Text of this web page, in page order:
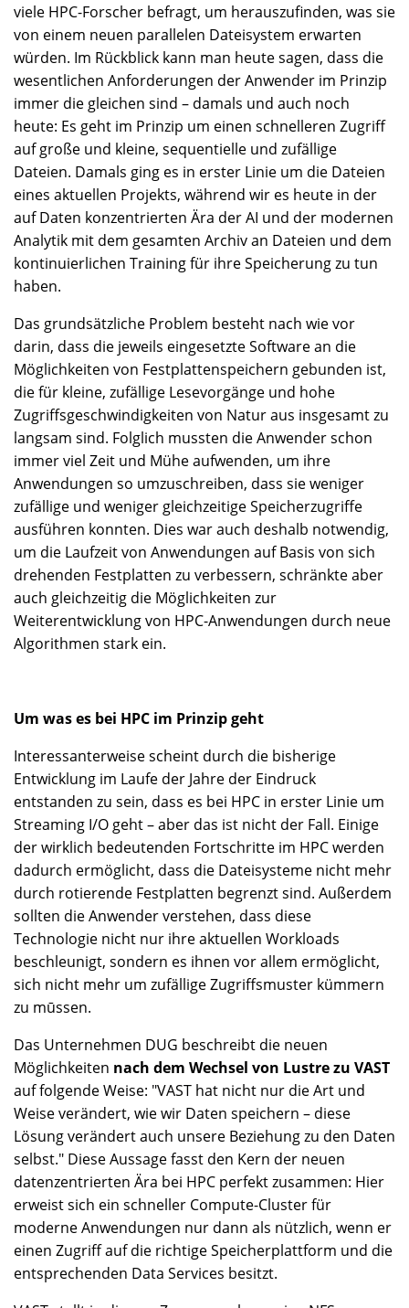
viele HPC-Forscher befragt, um herauszufinden, was sie
von einem neuen parallelen Dateisystem erwarten
würden. Im Rückblick kann man heute sagen, dass die
wesentlichen Anforderungen der Anwender im Prinzip
immer die gleichen sind – damals und auch noch
heute: Es geht im Prinzip um einen schnelleren Zugriff
auf große und kleine, sequentielle und zufällige
Dateien. Damals ging es in erster Linie um die Dateien
eines aktuellen Projekts, während wir es heute in der
auf Daten konzentrierten Ära der AI und der modernen
Analytik mit dem gesamten Archiv an Dateien und dem
kontinuierlichen Training für ihre Speicherung zu tun
haben.
Das grundsätzliche Problem besteht nach wie vor
darin, dass die jeweils eingesetzte Software an die
Möglichkeiten von Festplattenspeichern gebunden ist,
die für kleine, zufällige Lesevorgänge und hohe
Zugriffsgeschwindigkeiten von Natur aus insgesamt zu
langsam sind. Folglich mussten die Anwender schon
immer viel Zeit und Mühe aufwenden, um ihre
Anwendungen so umzuschreiben, dass sie weniger
zufällige und weniger gleichzeitige Speicherzugriffe
ausführen konnten. Dies war auch deshalb notwendig,
um die Laufzeit von Anwendungen auf Basis von sich
drehenden Festplatten zu verbessern, schränkte aber
auch gleichzeitig die Möglichkeiten zur
Weiterentwicklung von HPC-Anwendungen durch neue
Algorithmen stark ein.
Um was es bei HPC im Prinzip geht
Interessanterweise scheint durch die bisherige
Entwicklung im Laufe der Jahre der Eindruck
entstanden zu sein, dass es bei HPC in erster Linie um
Streaming I/O geht – aber das ist nicht der Fall. Einige
der wirklich bedeutenden Fortschritte im HPC werden
dadurch ermöglicht, dass die Dateisysteme nicht mehr
durch rotierende Festplatten begrenzt sind. Außerdem
sollten die Anwender verstehen, dass diese
Technologie nicht nur ihre aktuellen Workloads
beschleunigt, sondern es ihnen vor allem ermöglicht,
sich nicht mehr um zufällige Zugriffsmuster kümmern
zu mūssen.
Das Unternehmen DUG beschreibt die neuen
Möglichkeiten nach dem Wechsel von Lustre zu VAST
auf folgende Weise: "VAST hat nicht nur die Art und
Weise verändert, wie wir Daten speichern – diese
Lösung verändert auch unsere Beziehung zu den Daten
selbst." Diese Aussage fasst den Kern der neuen
datenzentrierten Ära bei HPC perfekt zusammen: Hier
erweist sich ein schneller Compute-Cluster für
moderne Anwendungen nur dann als nützlich, wenn er
einen Zugriff auf die richtige Speicherplattform und die
entsprechenden Data Services besitzt.